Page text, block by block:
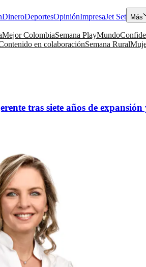
DineroDeportesOpiniónImpresaJet Set Más
Mejor ColombiaSemana PlayMundo
en colaboraciónSemana Rural
tras siete años de